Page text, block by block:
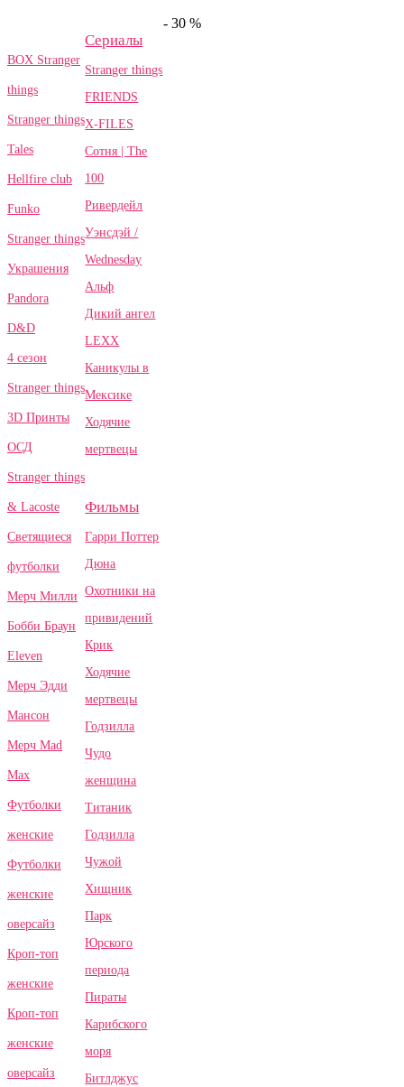
BOX Stranger
things
Stranger things
Tales
Hellfire club
Funko
Stranger things
Украшения
Pandora
D&D
4 сезон
Stranger things
3D Принты
ОСД
Stranger things
& Lacoste
Светящиеся
футболки
Мерч Милли
Бобби Браун
Eleven
Мерч Эдди
Мансон
Мерч Mad
Max
Футболки
женские
Футболки
женские
оверсайз
Кроп-топ
женские
Кроп-топ
женские
оверсайз
Сериалы
Stranger things
FRIENDS
X-FILES
Сотня | The
100
Ривердейл
Уэнсдэй /
Wednesday
Альф
Дикий ангел
LEXX
Каникулы в
Мексике
Ходячие
мертвецы
Фильмы
Гарри Поттер
Дюна
Охотники на
привидений
Крик
Ходячие
мертвецы
Годзилла
Чудо
женщина
Титаник
Годзилла
Чужой
Хищник
Парк
Юрского
периода
Пираты
Карибского
моря
Битлджус
- 30 %